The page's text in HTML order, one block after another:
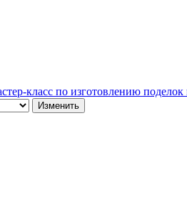
класс по изготовлению поделок